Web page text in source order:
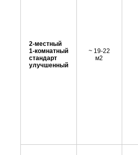
2-местный
1-комнатный
стандарт
улучшенный
~ 19-22
м2